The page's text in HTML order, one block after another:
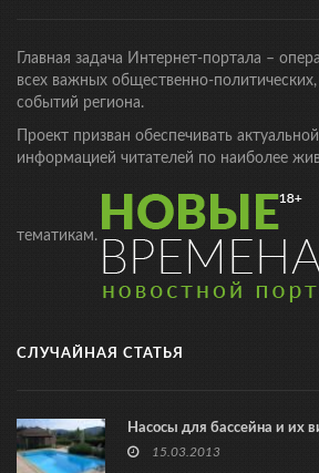
Главная задача Интернет-портала –
всех важных общественно-политических,
событий региона.
Проект призван обеспечивать
информацией читателей по наиболее
тематикам.
СЛУЧАЙНАЯ СТАТЬЯ
Насосы для бассейна и их
15.03.2013